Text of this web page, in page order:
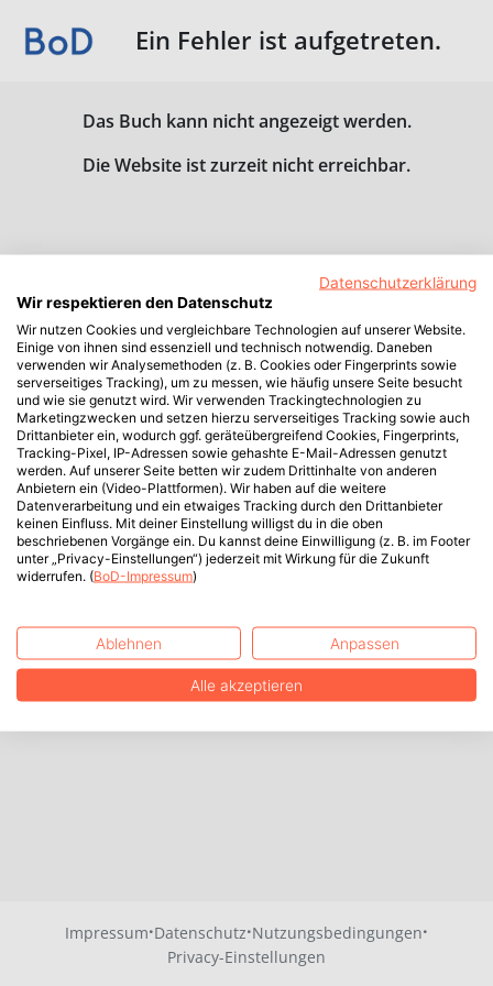
Ein Fehler ist aufgetreten.
Das Buch kann nicht angezeigt werden.
Die Website ist zurzeit nicht erreichbar.
Impressum·Datenschutz·Nutzungsbedingungen·
Privacy-Einstellungen
Datenschutzerklärung
Wir respektieren den Datenschutz
Wir nutzen Cookies und vergleichbare Technologien auf unserer Website.
Einige von ihnen sind essenziell und technisch notwendig. Daneben
verwenden wir Analysemethoden (z. B. Cookies oder Fingerprints sowie
serverseitiges Tracking), um zu messen, wie häufig unsere Seite besucht
und wie sie genutzt wird. Wir verwenden Trackingtechnologien zu
Marketingzwecken und setzen hierzu serverseitiges Tracking sowie auch
Drittanbieter ein, wodurch ggf. geräteübergreifend Cookies, Fingerprints,
Tracking-Pixel, IP-Adressen sowie gehashte E-Mail-Adressen genutzt
werden. Auf unserer Seite betten wir zudem Drittinhalte von anderen
Anbietern ein (Video-Plattformen). Wir haben auf die weitere
Datenverarbeitung und ein etwaiges Tracking durch den Drittanbieter
keinen Einfluss. Mit deiner Einstellung willigst du in die oben
beschriebenen Vorgänge ein. Du kannst deine Einwilligung (z. B. im Footer
unter „Privacy-Einstellungen“) jederzeit mit Wirkung für die Zukunft
widerrufen. (BoD-Impressum)
Ablehnen Anpassen
Alle akzeptieren